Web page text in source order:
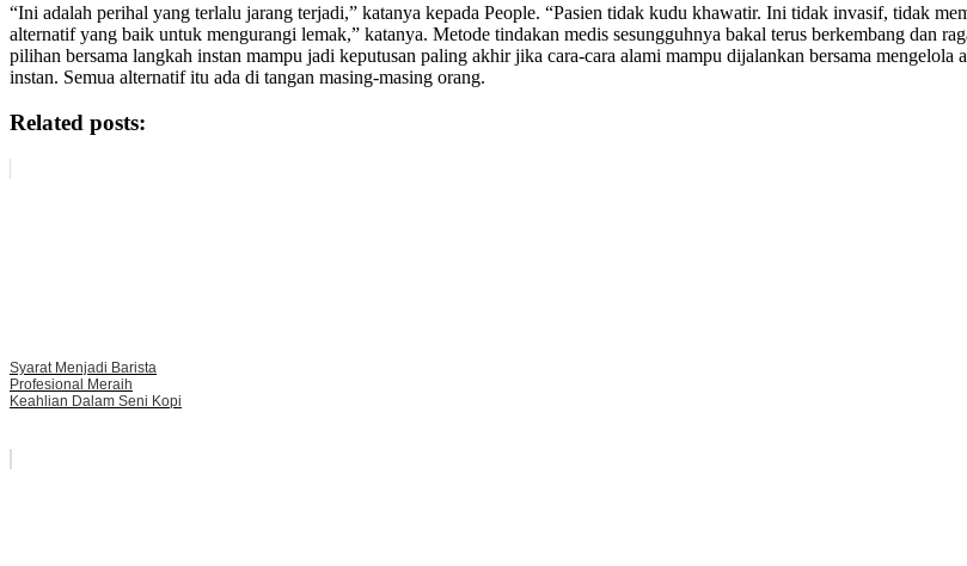
“Ini adalah perihal yang terlalu jarang terjadi,” katanya kepada People. “Pasien tidak kudu khawatir. Ini tidak invasif, tidak
alternatif yang baik untuk mengurangi lemak,” katanya. Metode tindakan medis sesungguhnya bakal terus berkembang dan
pilihan bersama langkah instan mampu jadi keputusan paling akhir jika cara-cara alami mampu dijalankan bersama
instan. Semua alternatif itu ada di tangan masing-masing orang.
Related posts:
Syarat Menjadi Barista
Profesional Meraih
Keahlian Dalam Seni Kopi